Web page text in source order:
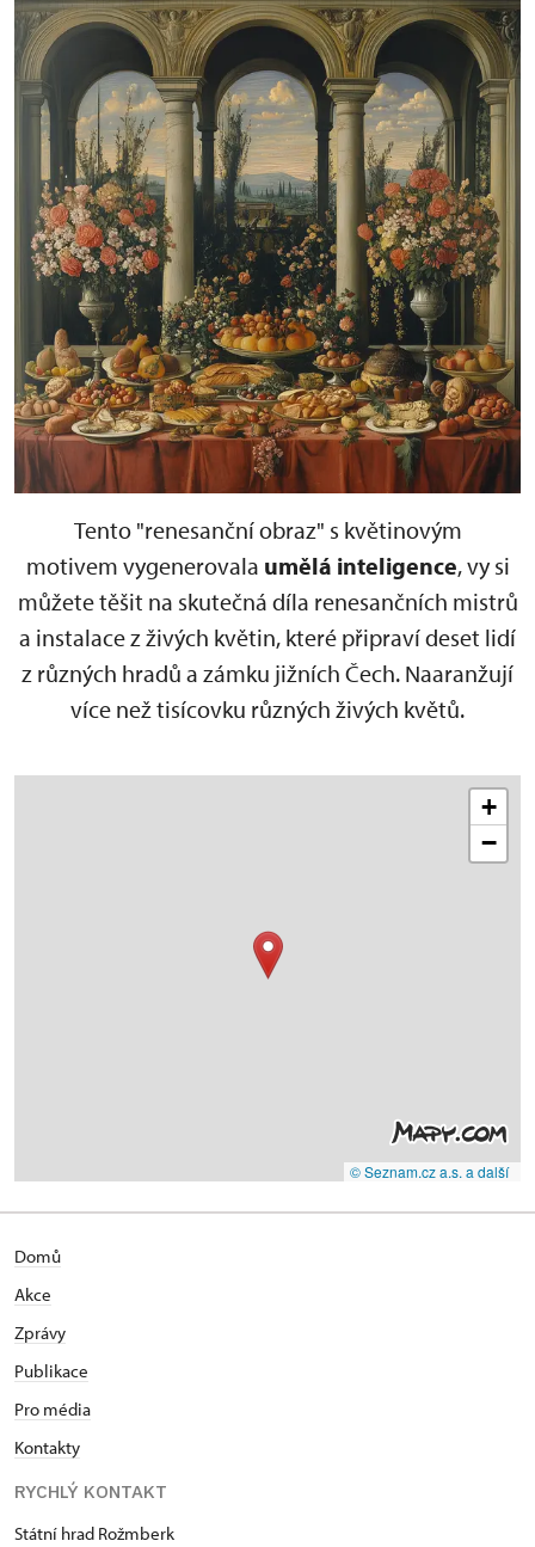
Tento "renesanční obraz" s květinovým
motivem vygenerovala umělá inteligence, vy si
můžete těšit na skutečná díla renesančních mistrů
a instalace z živých květin, které připraví deset lidí
z různých hradů a zámku jižních Čech. Naaranžují
více než tisícovku různých živých květů.
+
−
© Seznam.cz a.s. a další
Domů
Akce
Zprávy
Publikace
Pro média
Kontakty
RYCHLÝ KONTAKT
Státní hrad Rožmberk